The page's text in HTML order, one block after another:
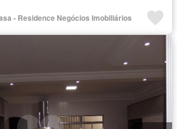
- Residence Negócios Imobiliários